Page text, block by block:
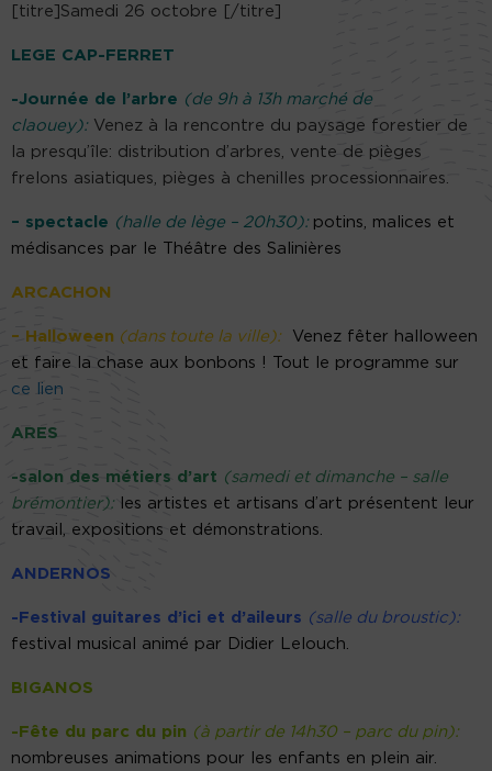
[titre]Samedi 26 octobre [/titre]
LEGE CAP-FERRET
-Journée de l’arbre (de 9h à 13h marché de
claouey):Venez à la rencontre du paysage forestier de
la presqu’île: distribution d’arbres, vente de pièges
frelons asiatiques, pièges à chenilles processionnaires.
– spectacle (halle de lège – 20h30): potins, malices et
médisances par le Théâtre des Salinières
ARCACHON
– Halloween (dans toute la ville):
Venez fêter halloween
et faire la chase aux bonbons ! Tout le programme sur
ce lien
ARES
-salon des métiers d’art (samedi et dimanche – salle
brémontier): les artistes et artisans d’art présentent leur
travail, expositions et démonstrations.
ANDERNOS
-Festival guitares d’ici et d’aileurs (salle du broustic):
festival musical animé par Didier Lelouch.
BIGANOS
-Fête du parc du pin (à partir de 14h30 – parc du pin):
nombreuses animations pour les enfants en plein air.